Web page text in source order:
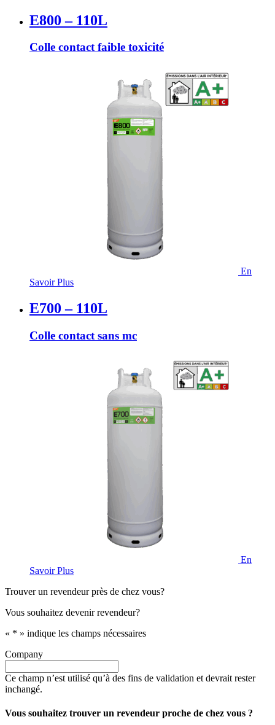
E800 – 110L
Colle contact faible toxicité
En
Savoir Plus
E700 – 110L
Colle contact sans mc
En
Savoir Plus
Trouver un revendeur près de chez vous?
Vous souhaitez devenir revendeur?
« * » indique les champs nécessaires
Company
Ce champ n’est utilisé qu’à des fins de validation et devrait rester
inchangé.
Vous souhaitez trouver un revendeur proche de chez vous ?